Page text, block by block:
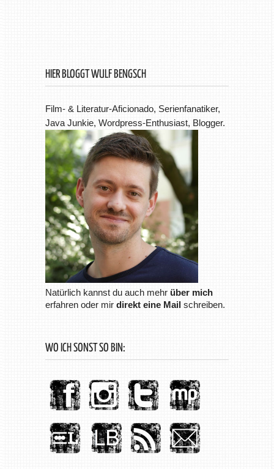
HIER BLOGGT WULF BENGSCH
Film- & Literatur-Aficionado, Serienfanatiker,
Java Junkie, Wordpress-Enthusiast, Blogger.
Natürlich kannst du auch mehr über mich
erfahren oder mir direkt eine Mailschreiben.
WO ICH SONST SO BIN: